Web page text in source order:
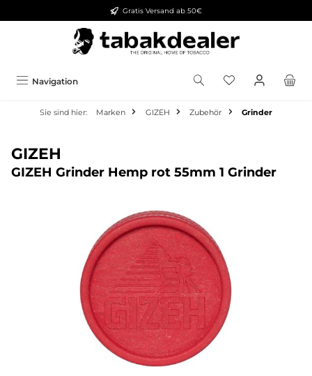
Gratis Versand ab 50€
Navigation
Sie sind hier: Marken GIZEH Zubehör Grinder
GIZEH
GIZEH Grinder Hemp rot 55mm 1 Grinder